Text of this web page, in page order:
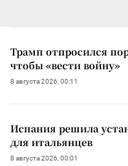
Трамп отпросился
чтобы «вести войну»
8 августа 2026, 00:11
Испания решила
для итальянцев
8 августа 2026, 00:01